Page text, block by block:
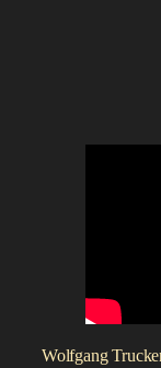
Wolfgang